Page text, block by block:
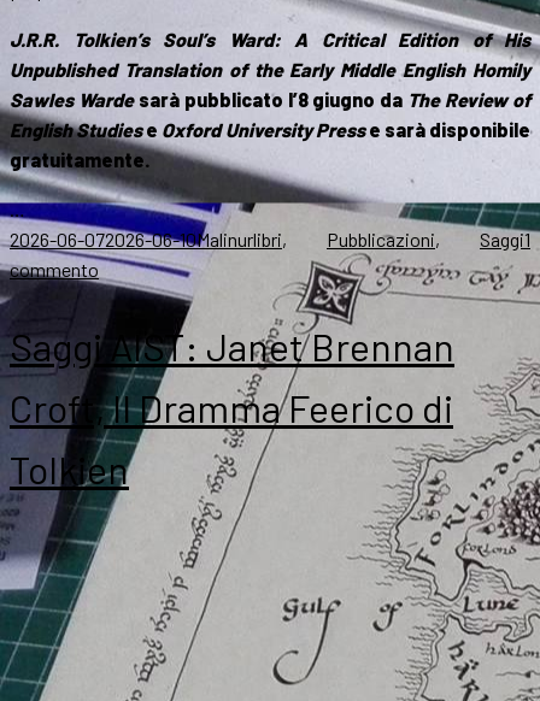
J.R.R. Tolkien’s Soul’s Ward: A Critical Edition of His
Unpublished Translation of the Early Middle English Homily
Sawles Wardesarà pubblicato l’8 giugno da The Review of
English Studiese Oxford University Presse sarà disponibile
gratuitamente.
…
Scritto
il
2026-06-072026-06-10Autore
MalinurCategorie
libri, Pubblicazioni, Saggi1
commentosu
Soul’s
Ward,
un
nuovo
inedito
di
J.R.R.
Tolkien
Saggi AIST: Janet Brennan
Croft, Il Dramma Feerico di
Tolkien